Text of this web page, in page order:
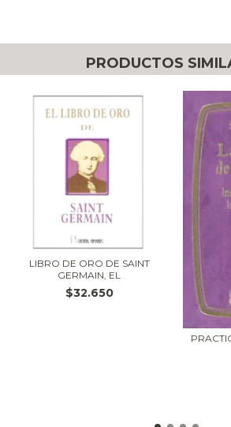
PRODUCTOS
LIBRO DE ORO DE SAINT
GERMAIN, EL
$32.650